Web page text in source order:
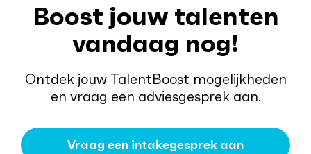
Boost jouw talenten
vandaag nog!
Ontdek jouw TalentBoost mogelijkheden
en vraag een adviesgesprek aan.
Vraag een intakegesprek aan